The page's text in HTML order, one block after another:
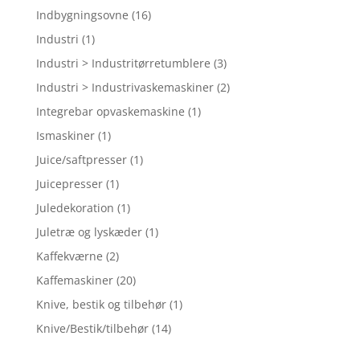
Indbygningsovne (16)
Industri (1)
Industri > Industritørretumblere (3)
Industri > Industrivaskemaskiner (2)
Integrebar opvaskemaskine (1)
Ismaskiner (1)
Juice/saftpresser (1)
Juicepresser (1)
Juledekoration (1)
Juletræ og lyskæder (1)
Kaffekværne (2)
Kaffemaskiner (20)
Knive, bestik og tilbehør (1)
Knive/Bestik/tilbehør (14)